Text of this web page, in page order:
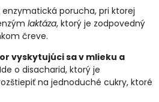
porucha, pri ktorej
laktáza, ktorý je zodpovedný
čreve.
vyskytujúci sa v mlieku a
o disacharid, ktorý je
na jednoduché cukry, ktoré